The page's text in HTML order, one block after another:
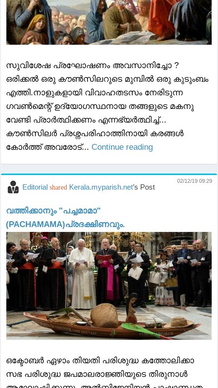
സുവിശേഷ പ്രഘോഷണം അവസാനിച്ചോ ?
ഒരിക്കൽ ഒരു കൗൺസിലറുടെ മുമ്പിൽ ഒരു കുടുംബം
എത്തി.നാളുകളായി വിവാഹതടസം നേരിടുന്ന
ഗവൺമെന്റ് ഉദ്യോഗസ്ഥനായ തങ്ങളുടെ മകനു
വേണ്ടി പ്രാർത്ഥിക്കണം എന്നഭ്യർത്ഥിച്ച്...
കൗൺസിലർ പ്രശ്നപരിഹാത്തിനായി കരങ്ങൾ
കോർത്ത് അവരോട്... Continue reading
Editorial shared Kerala.myparish.net’s Post
02/12/19 09:29
വത്തിക്കാനും "പച്ചമാമാ"
(PACHAMAMA)പ്രദക്ഷിണവും.
ഒക്ടോബർ ഏഴാം തിയതി പരിശുദ്ധ കത്തോലിക്കാ
സഭ പരിശുദ്ധ ജപമാലരാജ്ഞിയുടെ തിരുനാൾ